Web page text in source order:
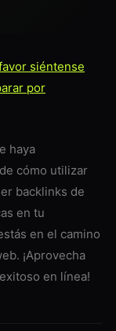
siéntense
por
haya
cómo utilizar
backlinks de
en tu
en el camino
¡Aprovecha
en línea!